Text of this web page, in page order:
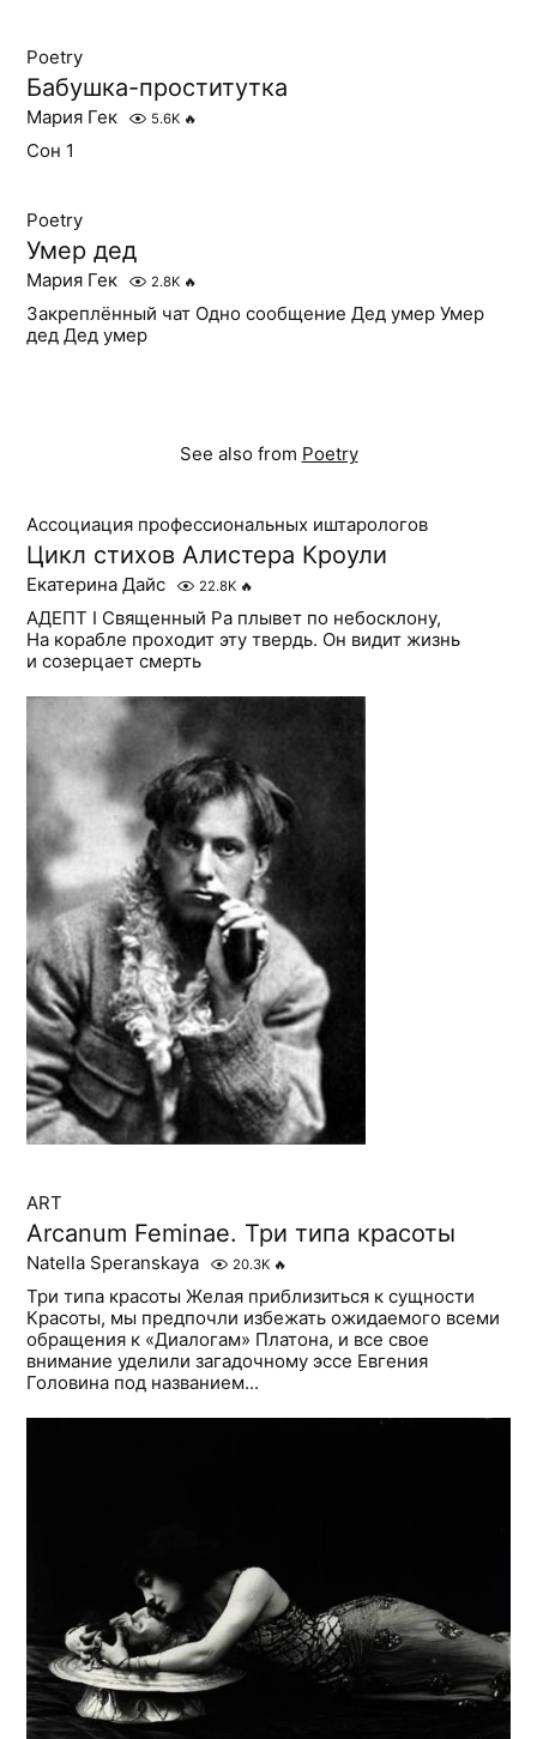
Poetry
Бабушка-проститутка
Мария Гек 5.6K 🔥
Сон 1
Poetry
Умер дед
Мария Гек 2.8K 🔥
Закреплённый чат Одно сообщение Дед умер Умер
дед Дед умер
See also from Poetry
Ассоциация профессиональных иштарологов
Цикл стихов Алистера Кроули
Екатерина Дайс 22.8K 🔥
АДЕПТ I Священный Ра плывет по небосклону,
На корабле проходит эту твердь. Он видит жизнь
и созерцает смерть
ART
Arcanum Feminae. Три типа красоты
Natella Speranskaya 20.3K 🔥
Три типа красоты Желая приблизиться к сущности
Красоты, мы предпочли избежать ожидаемого всеми
обращения к «Диалогам» Платона, и все свое
внимание уделили загадочному эссе Евгения
Головина под названием...